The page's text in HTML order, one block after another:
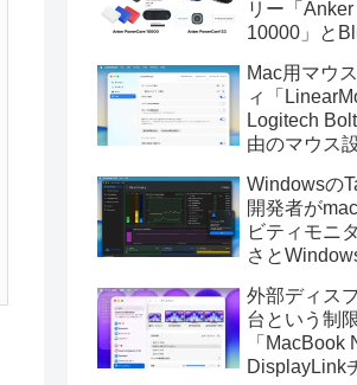
リー「
10000」と
辺を焼損す
件発生して
注意を。
Mac用マウ
ィ「
Logitech
由のマウス
ックボール
Windowsの
開発者が
ビティモニ
さと
Mac用シス
リ「Task
のBeta版を
外部ディス
台という制
「MacBook
DisplayLink